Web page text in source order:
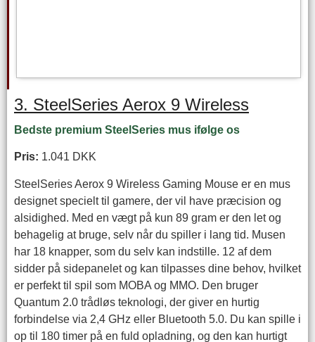
3. SteelSeries Aerox 9 Wireless
Bedste premium SteelSeries mus ifølge os
Pris: 1.041 DKK
SteelSeries Aerox 9 Wireless Gaming Mouse er en mus
designet specielt til gamere, der vil have præcision og
alsidighed. Med en vægt på kun 89 gram er den let og
behagelig at bruge, selv når du spiller i lang tid. Musen
har 18 knapper, som du selv kan indstille. 12 af dem
sidder på sidepanelet og kan tilpasses dine behov, hvilket
er perfekt til spil som MOBA og MMO. Den bruger
Quantum 2.0 trådløs teknologi, der giver en hurtig
forbindelse via 2,4 GHz eller Bluetooth 5.0. Du kan spille i
op til 180 timer på en fuld opladning, og den kan hurtigt